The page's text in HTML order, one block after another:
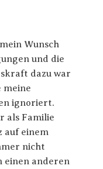
Wunsch
und die
dazu war
meine
ignoriert.
als Familie
auf einem
nicht
einen anderen